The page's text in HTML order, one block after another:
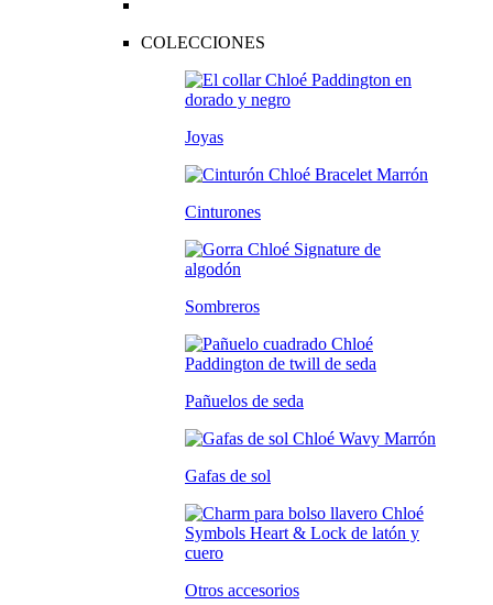
COLECCIONES
Joyas
Cinturones
Sombreros
Pañuelos de seda
Gafas de sol
Otros accesorios